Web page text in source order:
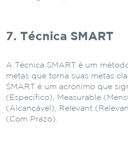
7. Técnica SMART
A Técnica SMART é um
metas que torna suas metas
SMART é um acrônimo que
(Específico), Measurable
(Alcançável), Relevant
(Com Prazo).